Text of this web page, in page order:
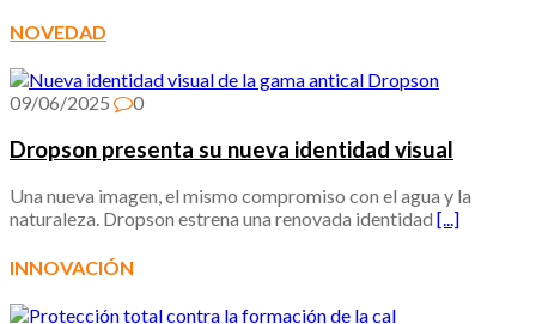
NOVEDAD
09/06/2025 0
Dropson presenta su nueva identidad visual
Una nueva imagen, el mismo compromiso con el agua y la
naturaleza. Dropson estrena una renovada identidad [...]
INNOVACIÓN